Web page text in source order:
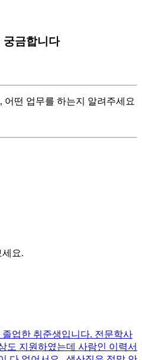
궁금합니다
어떤 업무를 하는지 알려주세요
요.
업한 취준생입니다. 전문학사
도 지원하였는데 사람인 이력서